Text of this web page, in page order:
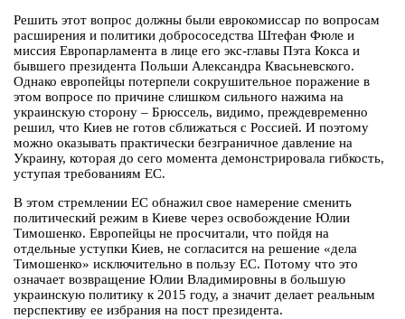
Решить этот вопрос должны были еврокомиссар по вопросам
расширения и политики добрососедства Штефан Фюле и
миссия Европарламента в лице его экс-главы Пэта Кокса и
бывшего президента Польши Александра Квасьневского.
Однако европейцы потерпели сокрушительное поражение в
этом вопросе по причине слишком сильного нажима на
украинскую сторону – Брюссель, видимо, преждевременно
решил, что Киев не готов сближаться с Россией. И поэтому
можно оказывать практически безграничное давление на
Украину, которая до сего момента демонстрировала гибкость,
уступая требованиям ЕС.
В этом стремлении ЕС обнажил свое намерение сменить
политический режим в Киеве через освобождение Юлии
Тимошенко. Европейцы не просчитали, что пойдя на
отдельные уступки Киев, не согласится на решение «дела
Тимошенко» исключительно в пользу ЕС. Потому что это
означает возвращение Юлии Владимировны в большую
украинскую политику к 2015 году, а значит делает реальным
перспективу ее избрания на пост президента.